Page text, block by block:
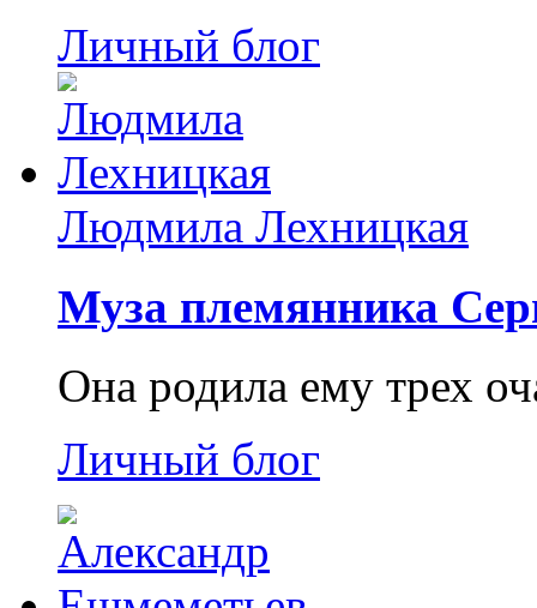
Личный блог
Людмила Лехницкая
Муза племянника
Она родила ему трех
Личный блог